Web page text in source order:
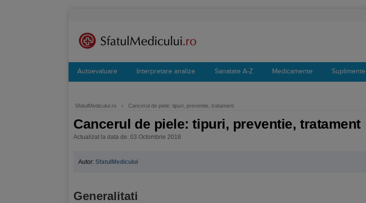
Autoevaluare Interpretare analize Sanatate A-Z Medicamente Suplimente
SfatulMedicului.ro › Cancerul de piele: tipuri, preventie, tratament
Cancerul de piele: tipuri, preventie, tratament
Actualizat la data de: 03 Octombrie 2018
Autor: SfatulMedicului
Generalitati